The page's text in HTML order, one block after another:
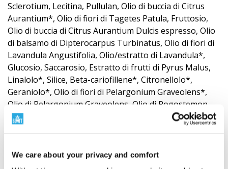
We care about your privacy and comfort
Sclerotium, Lecitina, Pullulan, Olio di buccia di Citrus
Aurantium*, Olio di fiori di Tagetes Patula, Fruttosio,
Olio di buccia di Citrus Aurantium Dulcis espresso, Olio
di balsamo di Dipterocarpus Turbinatus, Olio di fiori di
Lavandula Angustifolia, Olio/estratto di Lavandula*,
Glucosio, Saccarosio, Estratto di frutti di Pyrus Malus,
Linalolo*, Silice, Beta-cariofillene*, Citronellolo*,
Geraniolo*, Olio di fiori di Pelargonium Graveolens*,
Olio di Pelargonium Graveolens, Olio di Pogostemon
Cablin, Olio di Pogostemon Cablin*, Olio di legno di
Aniba Rosaeodora, Olio di buccia di Citrus Aurantium
Acetate*, Pinene*, Cedrus Deodara Wood Oil, Canfora*,
Boswellia Serrata Oil, Anethole*, Salvia Sclarea Oil,